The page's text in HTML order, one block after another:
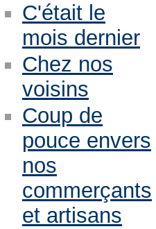
C'était le
mois dernier
Chez nos
voisins
Coup de
pouce envers
nos
commerçants
et artisans